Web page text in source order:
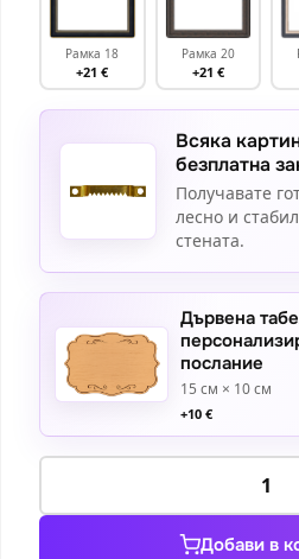
Рамка 18
+21 €
Рамка 20
+21 €
Всяка
безплатна
Получавате
лесно и
стената.
Дървена
послание
15 см × 10 см
+10 €
количество
Езерото
Добави в